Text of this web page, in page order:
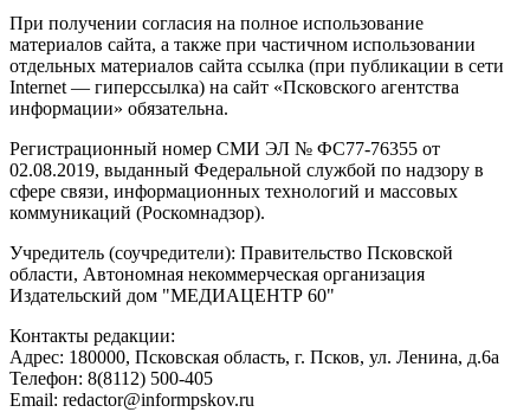
При получении согласия на полное использование
материалов сайта, а также при частичном использовании
отдельных материалов сайта ссылка (при публикации в сети
Internet — гиперссылка) на сайт «Псковского агентства
информации» обязательна.
Регистрационный номер СМИ ЭЛ № ФС77-76355 от
02.08.2019, выданный Федеральной службой по надзору в
сфере связи, информационных технологий и массовых
коммуникаций (Роскомнадзор).
Учредитель (соучредители): Правительство Псковской
области, Автономная некоммерческая организация
Издательский дом "МЕДИАЦЕНТР 60"
Контакты редакции:
Адреc: 180000, Псковская область, г. Псков, ул. Ленина, д.6а
Телефон: 8(8112) 500-405
Email: redactor@informpskov.ru